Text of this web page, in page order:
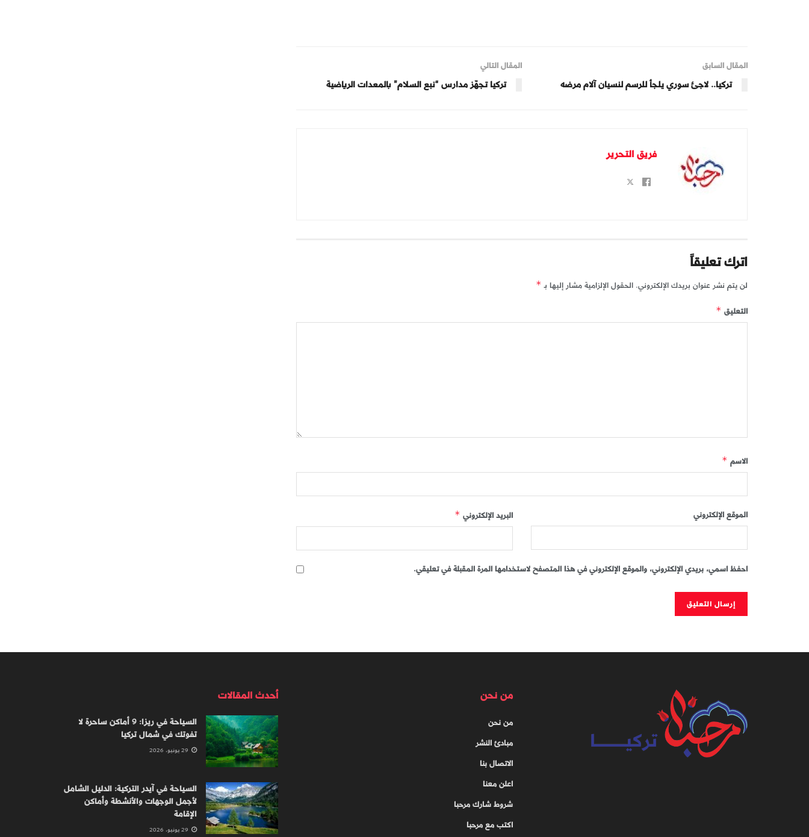
المقال السابق
تركيا.. لاجئ سوري يلجأ للرسم لنسيان آلام مرضه
المقال التالي
تركيا تجهّز مدارس “نبع السلام” بالمعدات الرياضية
فريق التحرير
اترك تعليقاً
لن يتم نشر عنوان بريدك الإلكتروني. الحقول الإلزامية مشار إليها بـ *
التعليق *
الاسم *
البريد الإلكتروني * الموقع الإلكتروني
احفظ اسمي، بريدي الإلكتروني، والموقع الإلكتروني في هذا المتصفح لاستخدامها المرة المقبلة في تعليقي.
من نحن
من نحن
مبادئ النشر
الاتصال بنا
اعلن معنا
شروط شارك مرحبا
اكتب مع مرحبا
أحدث المقالات
السياحة في ريزا: 9 أماكن ساحرة لا
تفوتك في شمال تركيا
السياحة في آيدر التركية: الدليل الشامل
لأجمل الوجهات والأنشطة وأماكن
الإقامة